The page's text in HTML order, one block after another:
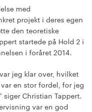
med
projekt i deres egen
den teoretiske
startede på Hold 2 i
i foråret 2014.
jeg klar over, hvilket
en stor fordel, for jeg
siger Christian Tappert.
var en god